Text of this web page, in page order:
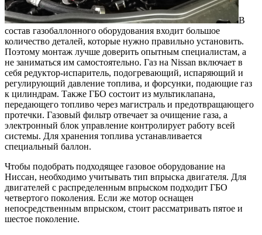
В
состав газобаллонного оборудования входит большое
количество деталей, которые нужно правильно установить.
Поэтому монтаж лучше доверить опытным специалистам, а
не заниматься им самостоятельно. Газ на Nissan включает в
себя редуктор-испаритель, подогревающий, испаряющий и
регулирующий давление топлива, и форсунки, подающие газ
к цилиндрам. Также ГБО состоит из мультиклапана,
передающего топливо через магистраль и предотвращающего
протечки. Газовый фильтр отвечает за очищение газа, а
электронный блок управление контролирует работу всей
системы. Для хранения топлива устанавливается
специальный баллон.
Чтобы подобрать подходящее газовое оборудование на
Ниссан, необходимо учитывать тип впрыска двигателя. Для
двигателей с распределенным впрыском подходит ГБО
четвертого поколения. Если же мотор оснащен
непосредственным впрыском, стоит рассматривать пятое и
шестое поколение.